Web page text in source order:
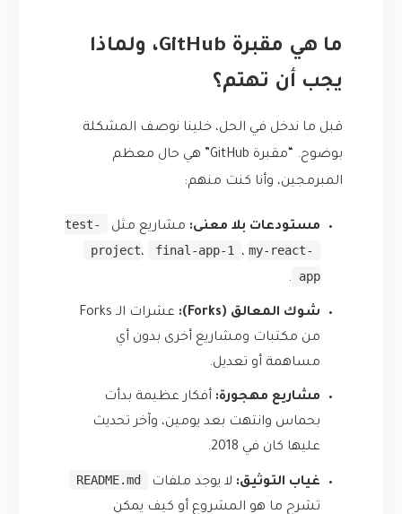
ما هي مقبرة GitHub، ولماذا
يجب أن تهتم؟
قبل ما ندخل في الحل، خلينا نوصف المشكلة
بوضوح. “مقبرة GitHub” هي حال معظم
المبرمجين، وأنا كنت منهم:
مستودعات بلا معنى: مشاريع مثل
test-
project، final-app-1 ، my-react-
app
.
شوك المعالق (Forks):
عشرات الـ Forks
من مكتبات ومشاريع أخرى بدون أي
مساهمة أو تعديل.
مشاريع مهجورة: أفكار عظيمة بدأت
بحماس وانتهت بعد يومين، وآخر تحديث
عليها كان في 2018.
غياب التوثيق: لا يوجد ملفات
README.md
تشرح ما هو المشروع أو كيف يمكن